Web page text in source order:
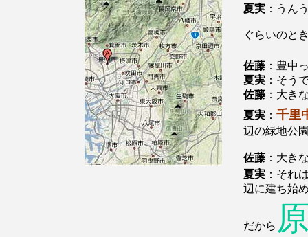
夏実 ：うん
ぐらいのと
佐藤 ：豊中
夏実 ：そう
佐藤 ：大き
夏実 ： 千里
辺の緑地公
佐藤 ：大き
夏実 ：それ
辺に建ち始
だから